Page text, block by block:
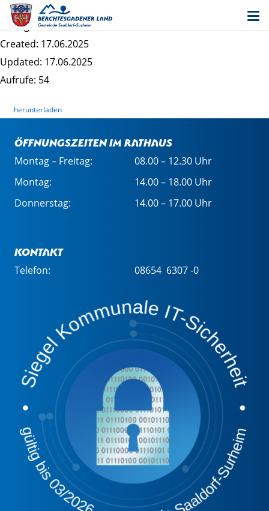
Ansicht Südwest
Dateigrösse: 4.82 MB
Created: 17.06.2025
Updated: 17.06.2025
Aufrufe: 54
herunterladen
Öffnungszeiten im Rathaus
Montag – Freitag:
08.00 – 12.30 Uhr
Montag:
14.00 – 18.00 Uhr
Donnerstag:
14.00 – 17.00 Uhr
Kontakt
Telefon: 08654 6307 -0